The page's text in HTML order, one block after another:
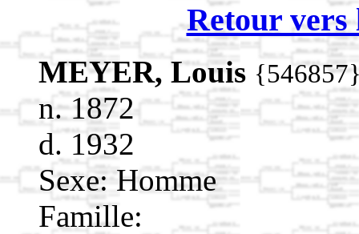
Retour vers
MEYER, Louis
n. 1872
d. 1932
Sexe: Homme
Famille: